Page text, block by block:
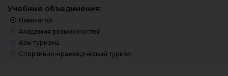
Учебные объединения:
Навигатор
Академия возможностей
Азы туризма
Спортивно-краеведческий туризм